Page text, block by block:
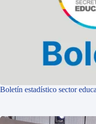
Boletín estadístico sector